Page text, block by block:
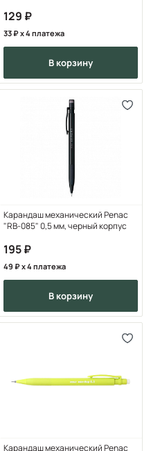
129
33 x 4 платежа
в корзину
Карандаш механический Penac
"RB-085" 0,5 мм, черный корпус
195
49 x 4 платежа
в корзину
Карандаш механический Penac